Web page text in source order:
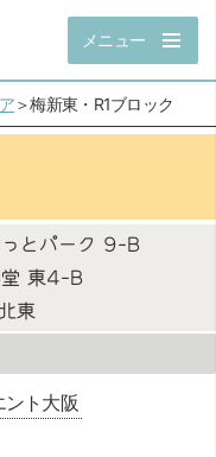
メニュー
＞梅新東・R1ブロック
っとパーク 9-B
堂 東4-B
東
ント大阪